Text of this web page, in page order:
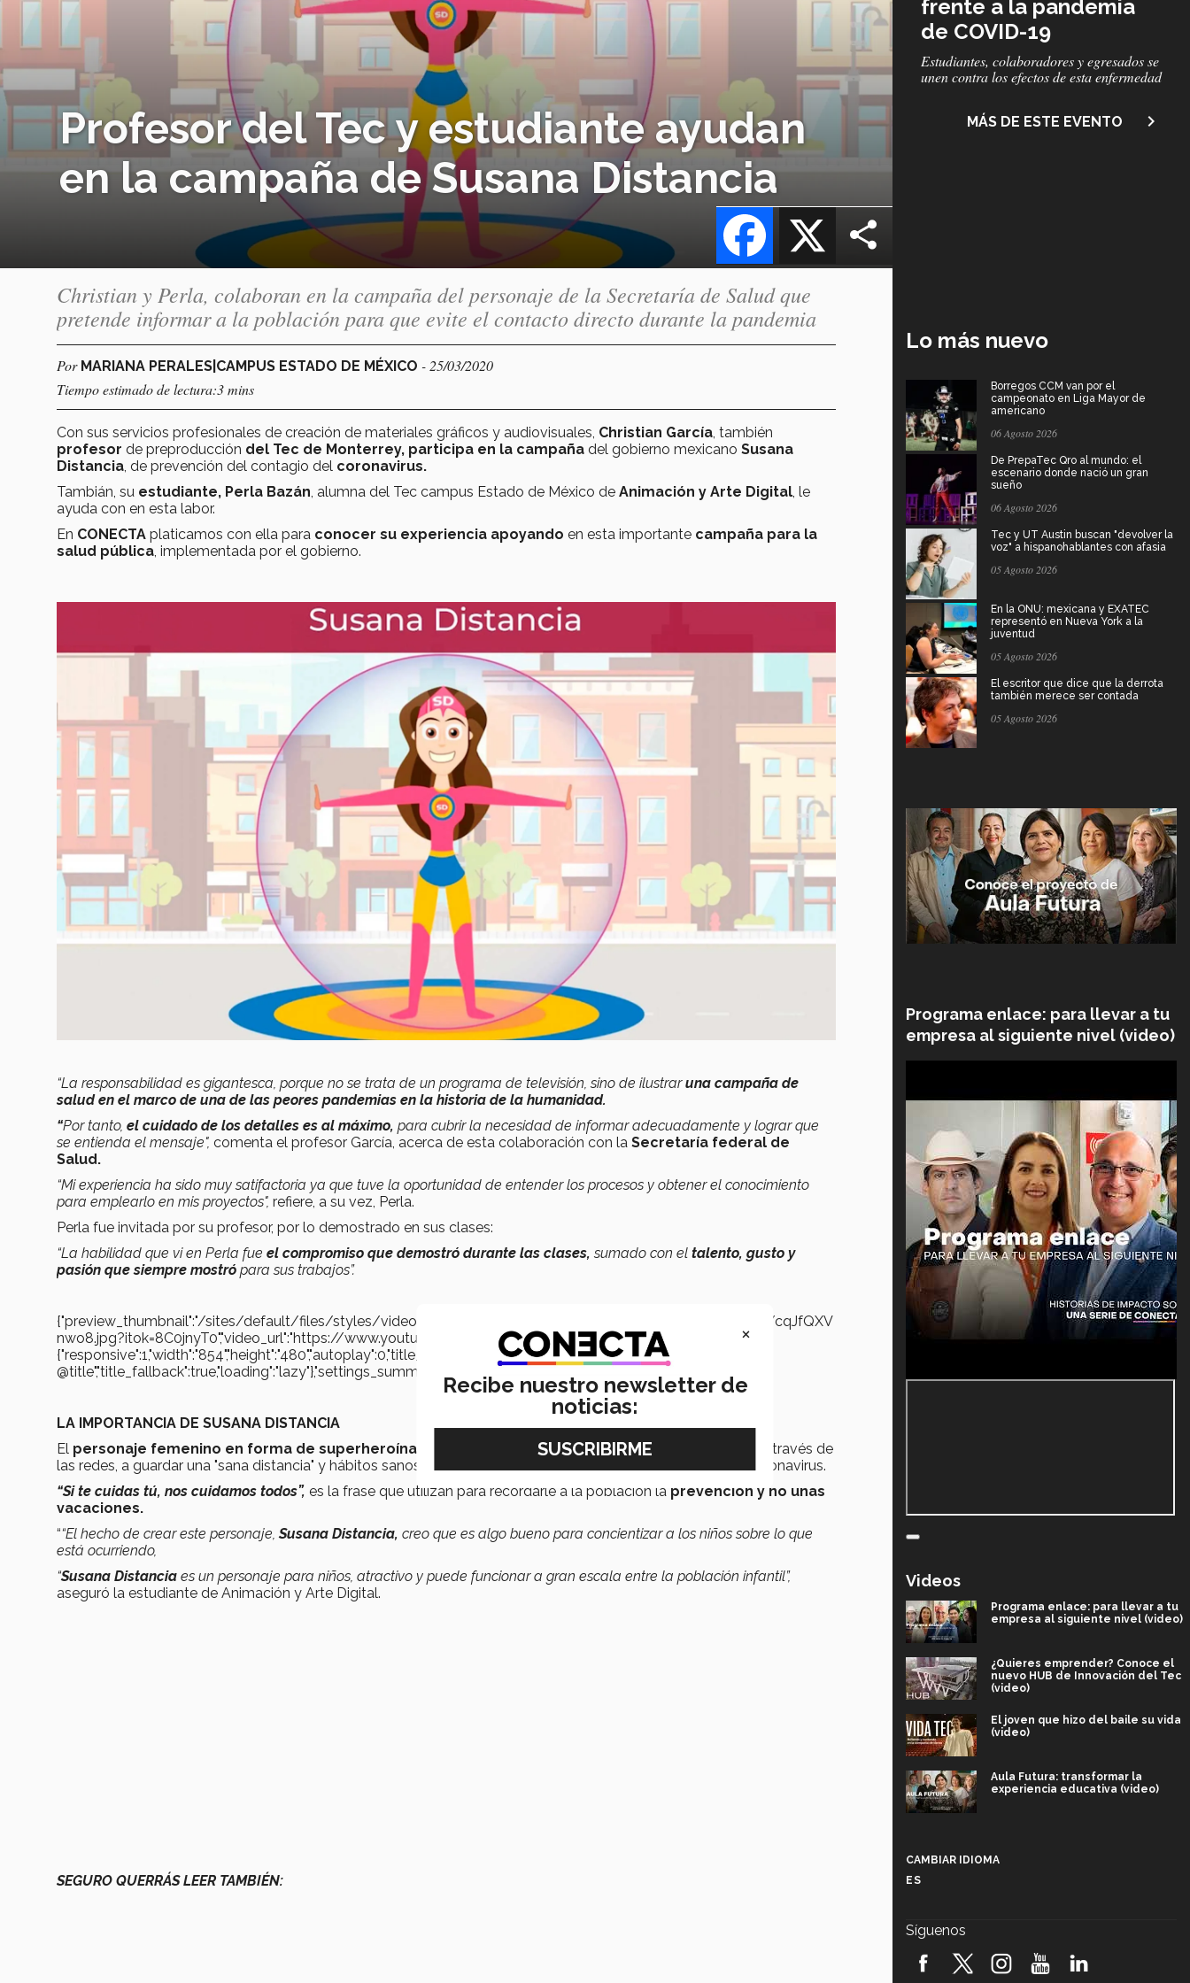
Profesor del Tec y estudiante ayudan
en la campaña de Susana Distancia
X
Facebook
frente a la pandemia
de COVID-19
Subtítulo
Estudiantes, colaboradores y egresados se
unen contra los efectos de esta enfermedad
MÁS DE ESTE EVENTO navigate_next
Christian y Perla, colaboran en la campaña del personaje de la Secretaría de Salud que
pretende informar a la población para que evite el contacto directo durante la pandemia
Por MARIANA PERALES|CAMPUS ESTADO DE MÉXICO - 25/03/2020
Tiempo estimado de lectura:3 mins
Con sus servicios profesionales de creación de materiales gráficos y audiovisuales, Christian García, también
profesor de preproducción del Tec de Monterrey, participa en la campaña del gobierno mexicano Susana
Distancia, de prevención del contagio del coronavirus.
Tambián, su estudiante, Perla Bazán, alumna del Tec campus Estado de México de Animación y Arte Digital, le
ayuda con en esta labor.
En CONECTA platicamos con ella para conocer su experiencia apoyando en esta importante campaña para la
salud pública, implementada por el gobierno.
“La responsabilidad es gigantesca, porque no se trata de un programa de televisión, sino de ilustraruna campaña de
salud en el marco de una de las peores pandemias en la historia de la humanidad.
“Por tanto, el cuidado de los detalles es al máximo, para cubrir la necesidad de informar adecuadamente y lograr que
se entienda el mensaje", comenta el profesor García, acerca de esta colaboración con la Secretaría federal de
Salud.
“Mi experiencia ha sido muy satifactoria ya que tuve la oportunidad de entender los procesos y obtener el conocimiento
para emplearlo en mis proyectos", refiere, a su vez, Perla.
Perla fue invitada por su profesor, por lo demostrado en sus clases:
“La habilidad que vi en Perla fue el compromiso que demostró durante las clases, sumado con el talento, gusto y
pasión que siempre mostró para sus trabajos”.
{"preview_thumbnail":"/sites/default/files/styles/video_embed_wysiwyg_preview/public/video_thumbnails/cqJfQXV
nwo8.jpg?itok=8C0jnyT0","video_url":"https://www.youtube.com/watch?v=cqJfQXVnwo8","settings":
{"responsive":1,"width":"854","height":"480","autoplay":0,"title_format":"@provider |
@title","title_fallback":true,"loading":"lazy"},"settings_summary":["Embedded Video (Adaptable)."]}
LA IMPORTANCIA DE SUSANA DISTANCIA
El personaje femenino en forma de superheroína, ideado por el Gobierno de México,
concientiza, a través de
las redes, a guardar una "sana distancia" y hábitos sanos de cuidado para no contagiar ni contagiarnos del coronavirus.
“Si te cuidas tú, nos cuidamos todos”, es la frase que utilizan para recordarle a la población la prevención y no unas
vacaciones.
““El hecho de crear este personaje,Susana Distancia, creo que es algo bueno para concientizar a los niños sobre lo que
está ocurriendo,
“Susana Distancia es un personaje para niños, atractivo y puede funcionar a gran escala entre la población infantil”,
aseguró la estudiante de Animación y Arte Digital.
SEGURO QUERRÁS LEER TAMBIÉN:
Lo más nuevo
Borregos CCM van por el
campeonato en Liga Mayor de
americano
06 Agosto 2026
De PrepaTec Qro al mundo: el
escenario donde nació un gran
sueño
06 Agosto 2026
Tec y UT Austin buscan "devolver la
voz" a hispanohablantes con afasia
05 Agosto 2026
En la ONU: mexicana y EXATEC
representó en Nueva York a la
juventud
05 Agosto 2026
El escritor que dice que la derrota
también merece ser contada
05 Agosto 2026
Programa enlace: para llevar a tu
empresa al siguiente nivel (video)
Videos
Programa enlace: para llevar a tu
empresa al siguiente nivel (video)
¿Quieres emprender? Conoce el
nuevo HUB de Innovación del Tec
(video)
El joven que hizo del baile su vida
(video)
Aula Futura: transformar la
experiencia educativa (video)
robótica FIRST 2026! (video)
CAMBIAR IDIOMA
ES
Síguenos
×
Recibe nuestro newsletter de
noticias: